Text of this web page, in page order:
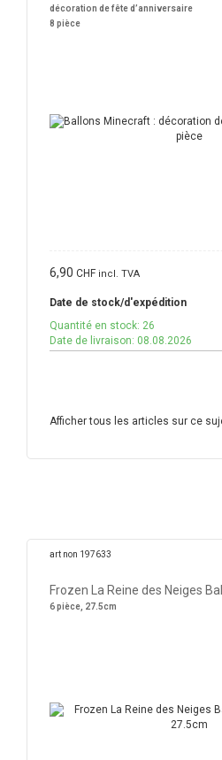
décoration de fête d’anniversaire
8 pièce
6,90 CHF incl. TVA
Date de stock/d'expédition
Quantité en stock: 26
Date de livraison: 08.08.2026
Afficher tous les articles sur ce
art non 197633
Frozen La Reine des Neiges
6 pièce, 27.5cm